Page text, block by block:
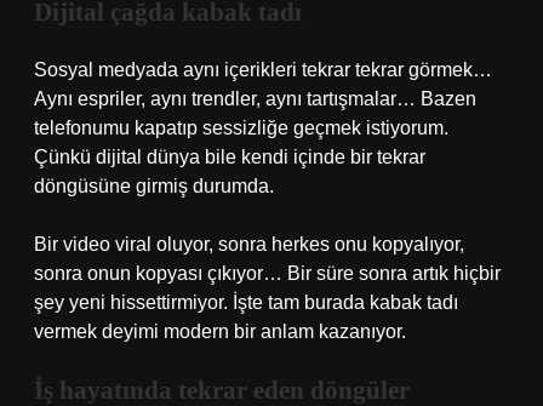
Dijital çağda kabak tadı
Sosyal medyada aynı içerikleri tekrar tekrar görmek…
Aynı espriler, aynı trendler, aynı tartışmalar… Bazen
telefonumu kapatıp sessizliğe geçmek istiyorum.
Çünkü dijital dünya bile kendi içinde bir tekrar
döngüsüne girmiş durumda.
Bir video viral oluyor, sonra herkes onu kopyalıyor,
sonra onun kopyası çıkıyor… Bir süre sonra artık hiçbir
şey yeni hissettirmiyor. İşte tam burada kabak tadı
vermek deyimi modern bir anlam kazanıyor.
İş hayatında tekrar eden döngüler